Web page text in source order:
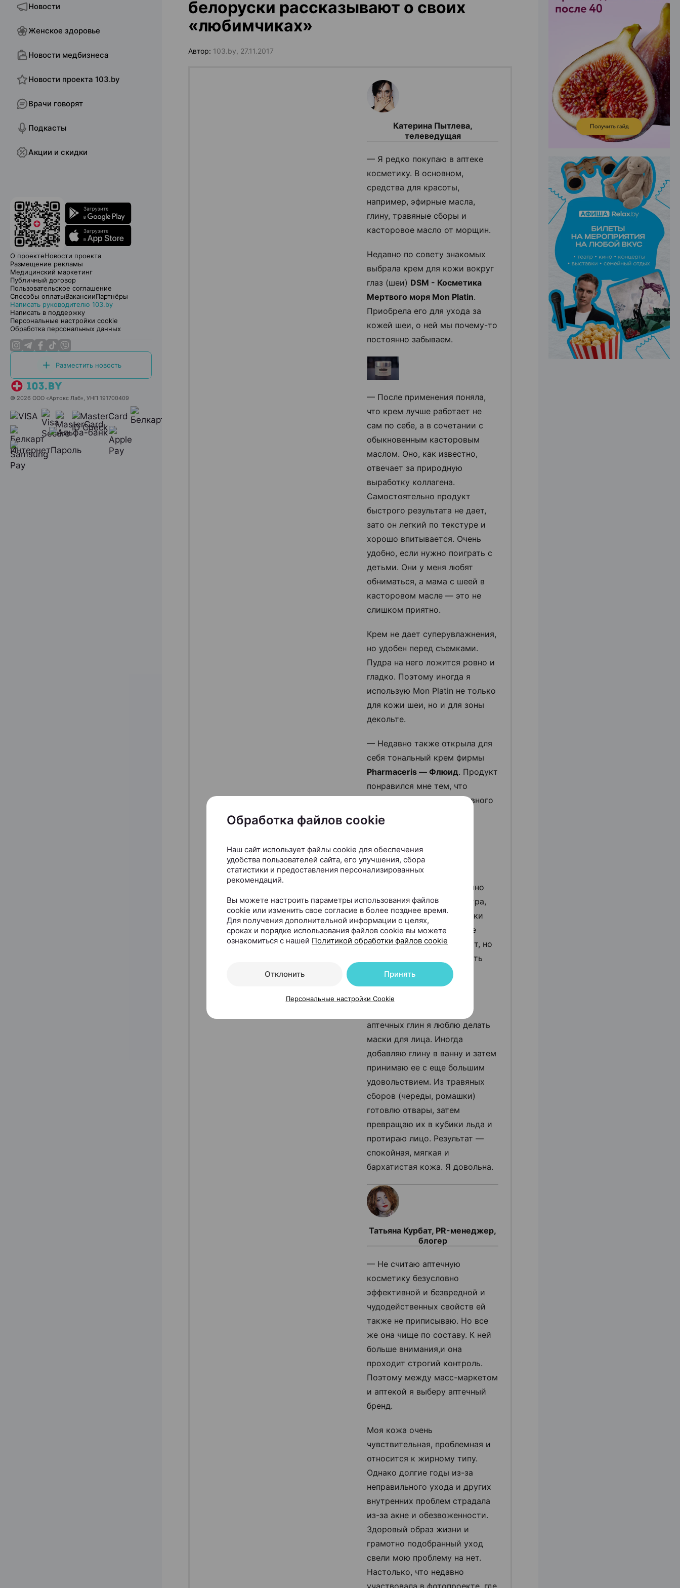
Новости
Женское здоровье
Новости медбизнеса
Новости проекта 103.by
Врачи говорят
Подкасты
Акции и скидки
О проектеНовости проекта
Размещение рекламы
Медицинский маркетинг
Публичный договор
Пользовательское соглашение
Способы оплатыВакансииПартнёры
Написать руководителю 103.by
Написать в поддержку
Персональные настройки cookie
Обработка персональных данных
Разместить новость
© 2026 ООО «Артокс Лаб», УНП 191700409
белоруски рассказывают о своих
«любимчиках»
Автор: 103.by, 27.11.2017
Катерина Пытлева,
телеведущая
— Я редко покупаю в аптеке
косметику. В основном,
средства для красоты,
например, эфирные масла,
глину, травяные сборы и
касторовое масло от морщин.
Недавно по совету знакомых
выбрала крем для кожи вокруг
глаз (шеи) DSM - Косметика
Мертвого моря Mon Platin.
Приобрела его для ухода за
кожей шеи, о ней мы почему-то
постоянно забываем.
— После применения поняла,
что крем лучше работает не
сам по себе, а в сочетании с
обыкновенным касторовым
маслом. Оно, как известно,
отвечает за природную
выработку коллагена.
Самостоятельно продукт
быстрого результата не дает,
зато он легкий по текстуре и
хорошо впитывается. Очень
удобно, если нужно поиграть с
детьми. Они у меня любят
обниматься, а мама с шеей в
касторовом масле — это не
слишком приятно.
Крем не дает суперувлажнения,
но удобен перед съемками.
Пудра на него ложится ровно и
гладко. Поэтому иногда я
использую Mon Platin не только
для кожи шеи, но и для зоны
декольте.
— Недавно также открыла для
себя тональный крем фирмы
Pharmaceris — Флюид. Продукт
понравился мне тем, что
подходит как для ежедневного
макияжа, так и для
профессионального.
Тональное средство отлично
защищает от солнца и ветра,
может скрывать недостатки
кожи и корректировать ее
цвет. Это мой первый опыт, но
уже знаю, что буду покупать
средство еще.
— Что касается других
аптечных глин я люблю делать
маски для лица. Иногда
добавляю глину в ванну и затем
принимаю ее с еще большим
удовольствием. Из травяных
сборов (череды, ромашки)
готовлю отвары, затем
превращаю их в кубики льда и
протираю лицо. Результат —
спокойная, мягкая и
бархатистая кожа. Я довольна.
Татьяна Курбат, PR-менеджер,
блогер
— Не считаю аптечную
косметику безусловно
эффективной и безвредной и
чудодейственных свойств ей
также не приписываю. Но все
же она чище по составу. К ней
больше внимания,и она
проходит строгий контроль.
Поэтому между масс-маркетом
и аптекой я выберу аптечный
бренд.
Моя кожа очень
чувствительная, проблемная и
относится к жирному типу.
Однако долгие годы из-за
неправильного ухода и других
внутренних проблем страдала
из-за акне и обезвоженности.
Здоровый образ жизни и
грамотно подобранный уход
свели мою проблему на нет.
Настолько, что недавно
участвовала в фотопроекте, где
ЭФФЕКТИВНАЯ РЕКЛАМА НА САЙТЕ
ЭФФЕКТИВНАЯ РЕКЛАМА НА САЙТЕ
Обработка файлов cookie
Наш сайт использует файлы cookie для обеспечения
удобства пользователей сайта, его улучшения, сбора
статистики и предоставления персонализированных
рекомендаций.
Вы можете настроить параметры использования файлов
cookie или изменить свое согласие в более позднее время.
Для получения дополнительной информации о целях,
сроках и порядке использования файлов cookie вы можете
ознакомиться с нашей Политикой обработки файлов cookie
Отклонить Принять
Персональные настройки Cookie